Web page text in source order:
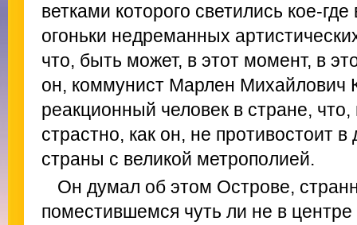
ветками которого светились кое-
огоньки недреманных
что, быть может, в этот момент, в
он, коммунист Марлен Михайлович
реакционный человек в стране,
страстно, как он, не противостоит
страны с великой метрополией.
Он думал об этом Острове,
поместившемся чуть ли не в